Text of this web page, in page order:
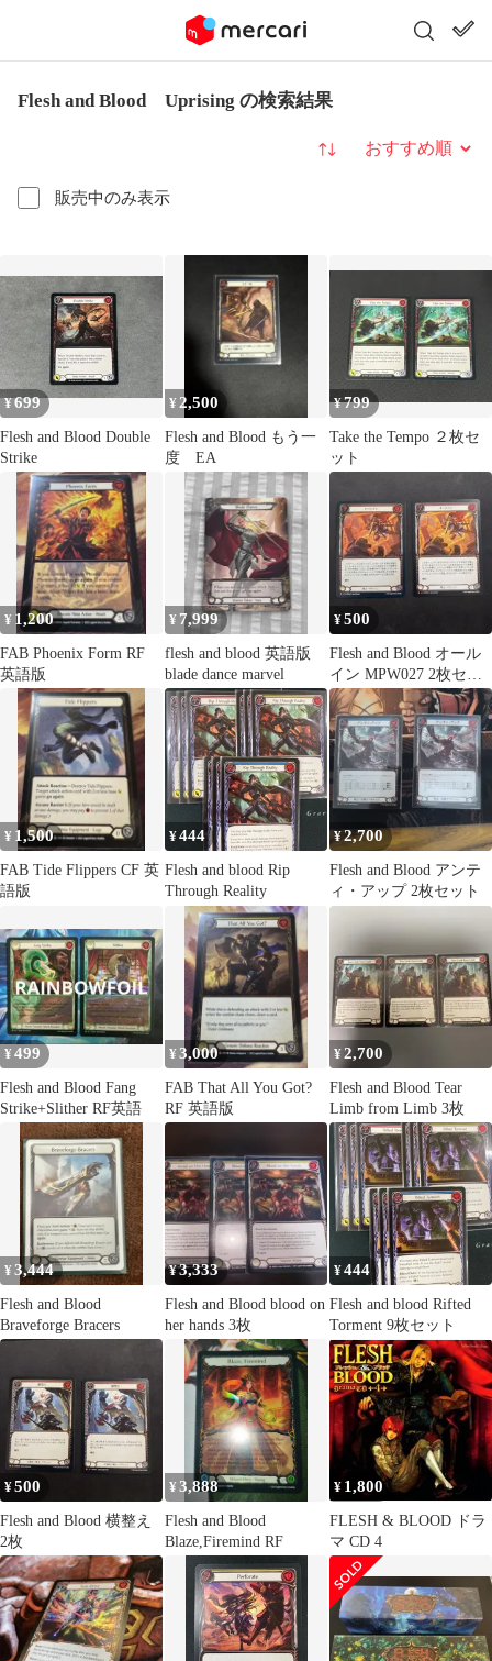
Flesh and Blood Uprising の検索結果
販売中のみ表示
並び替え
¥699
Flesh and Blood Double
Strike
¥ 2,500
Flesh and Blood もう一
度 EA
¥799
Take the Tempo ２枚セ
ット
¥ 1,200
FAB Phoenix Form RF
英語版
¥ 7,999
flesh and blood 英語版
blade dance marvel
¥500
Flesh and Blood オール
イン MPW027 2枚セッ
ト(1枚RF)
¥ 1,500
FAB Tide Flippers CF 英
語版
¥444
Flesh and blood Rip
Through Reality
¥2,700
Flesh and Blood アンテ
ィ・アップ 2枚セット
¥499
Flesh and Blood Fang
Strike+Slither RF英語
¥3,000
FAB That All You Got?
RF 英語版
¥2,700
Flesh and Blood Tear
Limb from Limb 3枚
¥3,444
Flesh and Blood
Braveforge Bracers
¥3,333
Flesh and Blood blood on
her hands 3枚
¥444
Flesh and blood Rifted
Torment 9枚セット
¥500
Flesh and Blood 横整え
2枚
¥3,888
Flesh and Blood
Blaze,Firemind RF
¥ 1,800
FLESH & BLOOD ドラ
マ CD 4